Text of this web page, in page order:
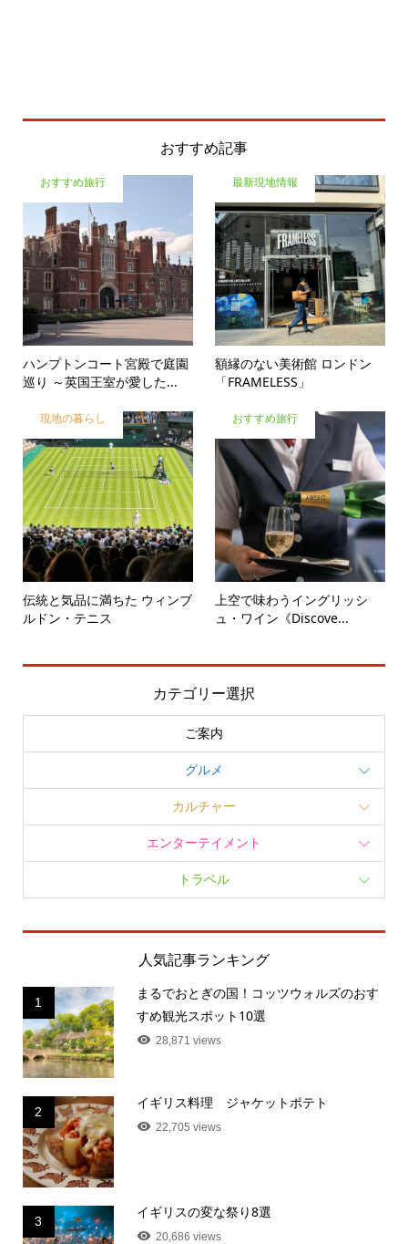
おすすめ記事
おすすめ旅行
ハンプトンコート宮殿で庭園
巡り ～英国王室が愛した...
最新現地情報
額縁のない美術館 ロンドン
「FRAMELESS」
現地の暮らし
伝統と気品に満ちた ウィンブ
ルドン・テニス
おすすめ旅行
上空で味わうイングリッシ
ュ・ワイン《Discove...
カテゴリー選択
ご案内
グルメ
カルチャー
エンターテイメント
トラベル
人気記事ランキング
1
まるでおとぎの国！コッツウォルズのおす
すめ観光スポット10選
28,871 views
2
イギリス料理 ジャケットポテト
22,705 views
3
イギリスの変な祭り8選
20,686 views